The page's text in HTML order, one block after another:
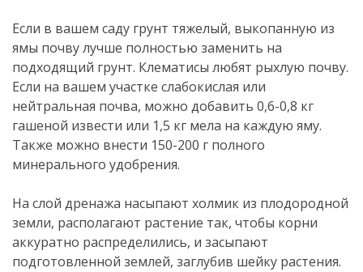
Если в вашем саду грунт тяжелый, выкопанную из
ямы почву лучше полностью заменить на
подходящий грунт. Клематисы любят рыхлую почву.
Если на вашем участке слабокислая или
нейтральная почва, можно добавить 0,6-0,8 кг
гашеной извести или 1,5 кг мела на каждую яму.
Также можно внести 150-200 г полного
минерального удобрения.
На слой дренажа насыпают холмик из плодородной
земли, располагают растение так, чтобы корни
аккуратно распределились, и засыпают
подготовленной землей, заглубив шейку растения.